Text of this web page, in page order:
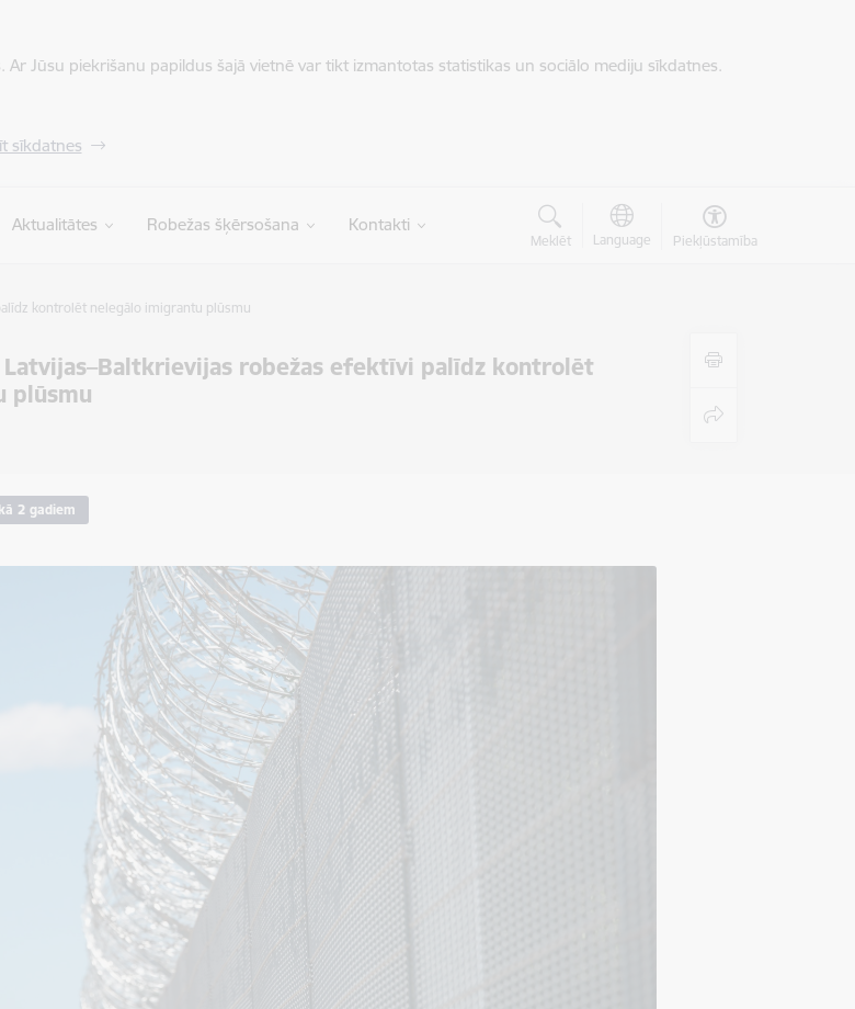
Jūsu piekrišanu papildus šajā vietnē var tikt izmantotas statistikas un sociālo mediju sīkdatnes.
sīkdatnes
Aktualitātes Robežas šķērsošana Kontakti
Meklēt Language Piekļūstamība
kontrolēt nelegālo imigrantu plūsmu
Latvijas–Baltkrievijas robežas efektīvi palīdz kontrolēt
plūsmu
2 gadiem